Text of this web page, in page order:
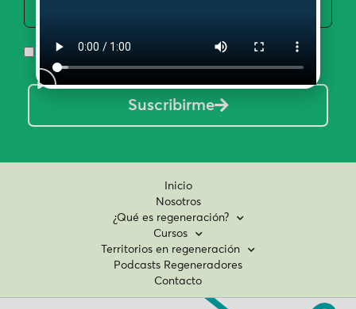
Acepto la Política de Privacidad y Uso de Datos
Suscribirme
Inicio
Nosotros
¿Qué es regeneración?
Cursos
Territorios en regeneración
Podcasts Regeneradores
Contacto